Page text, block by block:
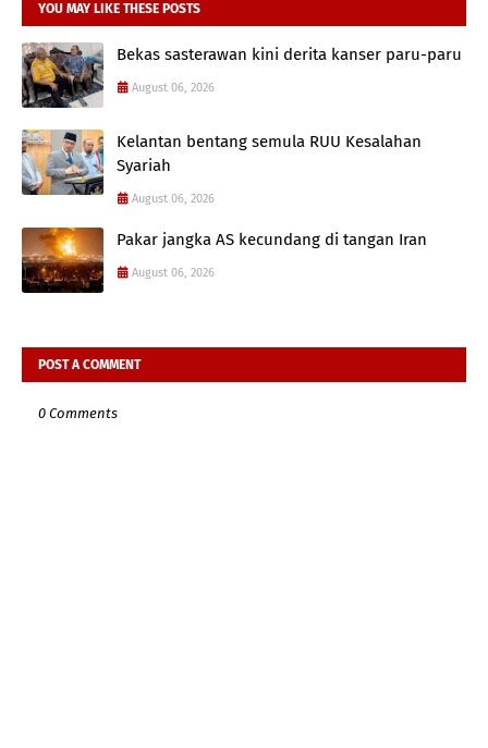
YOU MAY LIKE THESE POSTS
Bekas sasterawan kini derita kanser paru-paru
August 06, 2026
Kelantan bentang semula RUU Kesalahan
Syariah
August 06, 2026
Pakar jangka AS kecundang di tangan Iran
August 06, 2026
POST A COMMENT
0 Comments